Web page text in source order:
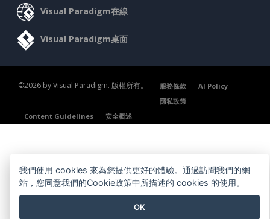
Visual Paradigm在線
Visual Paradigm桌面
©2026 by Visual Paradigm. 版權所有。 服務條款
AI Policy
隱私政策
Content Guidelines
安全概述
我們使用 cookies 來為您提供更好的體驗。通過訪問我們的網
站，您同意我們的Cookie政策中所描述的 cookies 的使用。
OK